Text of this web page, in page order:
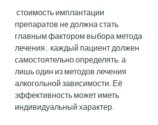
препаратов не должна стать
главным фактором выбора метода
лечения., каждый пациент должен
самостоятельно определять, а
лишь один из методов лечения
алкогольной зависимости. Её
эффективность может иметь
индивидуальный характер.